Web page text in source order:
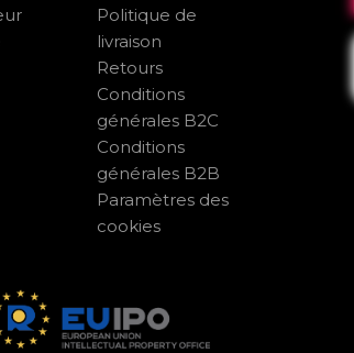
Politique de
livraison
Retours
Conditions
générales B2C
Conditions
générales B2B
Paramètres des
cookies